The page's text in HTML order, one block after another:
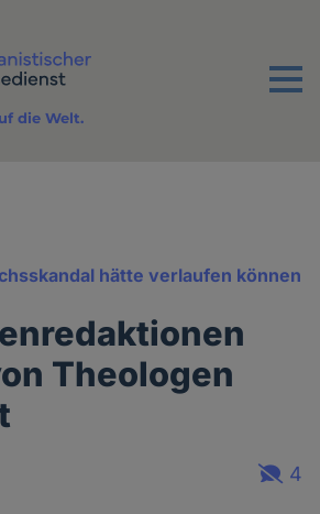
Menu
die Welt.
hätte verlaufen können
Theologen
4